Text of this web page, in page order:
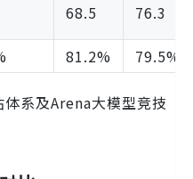
68.5 76.3
81.2% 79.5%
系及Arena大模型竞技